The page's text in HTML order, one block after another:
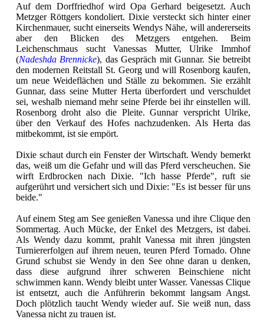
Auf dem Dorffriedhof wird Opa Gerhard beigesetzt. Auch
Metzger Röttgers kondoliert. Dixie versteckt sich hinter einer
Kirchenmauer, sucht einerseits Wendys Nähe, will andererseits
aber den Blicken des Metzgers entgehen. Beim
Leichenschmaus sucht Vanessas Mutter, Ulrike Immhof
(Nadeshda Brennicke), das Gespräch mit Gunnar. Sie betreibt
den modernen Reitstall St. Georg und will Rosenborg kaufen,
um neue Weideflächen und Ställe zu bekommen. Sie erzählt
Gunnar, dass seine Mutter Herta überfordert und verschuldet
sei, weshalb niemand mehr seine Pferde bei ihr einstellen will.
Rosenborg droht also die Pleite. Gunnar verspricht Ulrike,
über den Verkauf des Hofes nachzudenken. Als Herta das
mitbekommt, ist sie empört.
Dixie schaut durch ein Fenster der Wirtschaft. Wendy bemerkt
das, weiß um die Gefahr und will das Pferd verscheuchen. Sie
wirft Erdbrocken nach Dixie. "Ich hasse Pferde", ruft sie
aufgerührt und versichert sich und Dixie: "Es ist besser für uns
beide."
Auf einem Steg am See genießen Vanessa und ihre Clique den
Sommertag. Auch Mücke, der Enkel des Metzgers, ist dabei.
Als Wendy dazu kommt, prahlt Vanessa mit ihren jüngsten
Turniererfolgen auf ihrem neuen, teuren Pferd Tornado. Ohne
Grund schubst sie Wendy in den See ohne daran u denken,
dass diese aufgrund ihrer schweren Beinschiene nicht
schwimmen kann. Wendy bleibt unter Wasser. Vanessas Clique
ist entsetzt, auch die Anführerin bekommt langsam Angst.
Doch plötzlich taucht Wendy wieder auf. Sie weiß nun, dass
Vanessa nicht zu trauen ist.